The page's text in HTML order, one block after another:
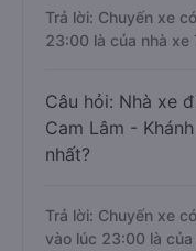
Trả lời: Chuyến xe
23:00 là của nhà xe
Câu hỏi: Nhà xe
Cam Lâm -
nhất?
Trả lời: Chuyến xe
vào lúc 23:00 là